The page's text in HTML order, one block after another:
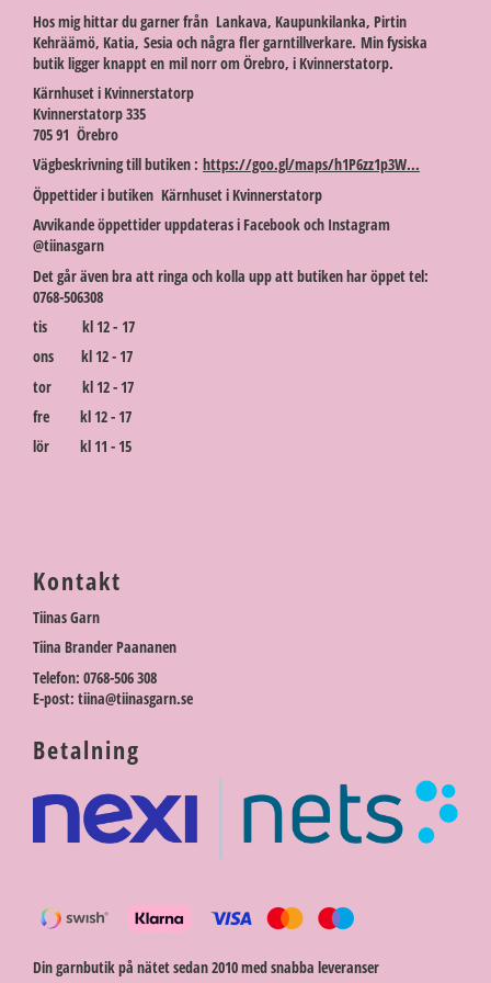
Hos mig hittar du garner från Lankava, Kaupunkilanka, Pirtin
Kehräämö, Katia, Sesia och några fler garntillverkare. Min fysiska
butik ligger knappt en mil norr om Örebro, i Kvinnerstatorp.
Kärnhuset i Kvinnerstatorp
Kvinnerstatorp 335
705 91 Örebro
Vägbeskrivning till butiken : https://goo.gl/maps/h1P6zz1p3W...
Öppettider i butiken Kärnhuset i Kvinnerstatorp
Avvikande öppettider uppdateras i Facebook och Instagram
@tiinasgarn
Det går även bra att ringa och kolla upp att butiken har öppet tel:
0768-506308
tis kl 12 - 17
ons kl 12 - 17
tor kl 12 - 17
fre kl 12 - 17
lör kl 11 - 15
Kontakt
Tiinas Garn
Tiina Brander Paananen
Telefon: 0768-506 308
E-post: tiina@tiinasgarn.se
Betalning
Din garnbutik på nätet sedan 2010 med snabba leveranser